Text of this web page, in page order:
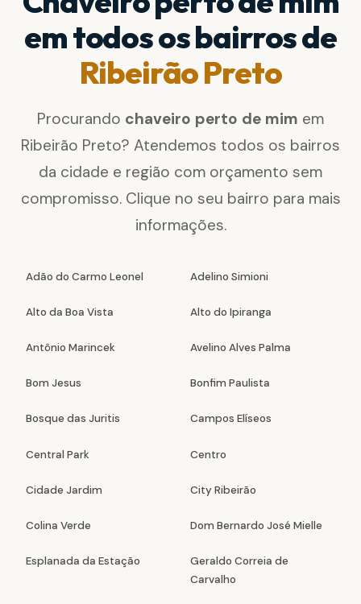
em todos os bairros de
Ribeirão Preto
Procurando chaveiro perto de mim em
Ribeirão Preto? Atendemos todos os bairros
da cidade e região com orçamento sem
compromisso. Clique no seu bairro para mais
informações.
Adão do Carmo Leonel Adelino Simioni
Alto da Boa Vista Alto do Ipiranga
Antônio Marincek Avelino Alves Palma
Bom Jesus Bonfim Paulista
Bosque das Juritis Campos Elíseos
Central Park Centro
Cidade Jardim City Ribeirão
Colina Verde Dom Bernardo José Mielle
Esplanada da Estação
Geraldo Correia de
Carvalho